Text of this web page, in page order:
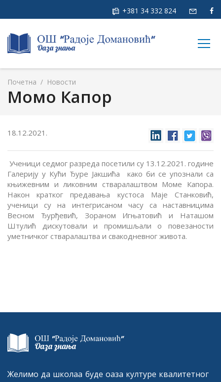
+381 34 332 824
Почетна / Новости
Момо Капор
18.12.2021.
Ученици седмог разреда посетили су 13.12.2021. године
Галерију у Кући Ђуре Јакшића како би се упознали са
књижевним и ликовним стваралаштвом Моме Капора.
Након кратког предавања кустоса Маје Станковић,
ученици су на интегрисаном часу са наставницима
Весном Ђурђевић, Зораном Игњатовић и Наташом
Штулић дискутовали и промишљали о повезаности
уметничког стваралаштва и свакодневног живота.
Желимо да школаа буде оаза културе квалитетног